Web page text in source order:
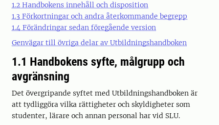
1.2 Handbokens innehåll och disposition
1.3 Förkortningar och andra återkommande begrepp
1.4 Förändringar sedan föregående version
Genvägar till övriga delar av Utbildningshandboken
1.1 Handbokens syfte, målgrupp och
avgränsning
Det övergripande syftet med Utbildningshandboken är
att tydliggöra vilka rättigheter och skyldigheter som
studenter, lärare och annan personal har vid SLU.